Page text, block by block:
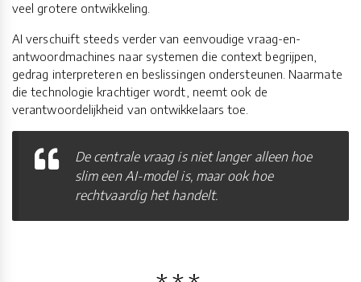
veel grotere ontwikkeling.
AI verschuift steeds verder van eenvoudige vraag-en-
antwoordmachines naar systemen die context begrijpen,
gedrag interpreteren en beslissingen ondersteunen. Naarmate
die technologie krachtiger wordt, neemt ook de
verantwoordelijkheid van ontwikkelaars toe.
De centrale vraag is niet langer alleen hoe
slim een AI-model is, maar ook hoe
rechtvaardig het handelt.